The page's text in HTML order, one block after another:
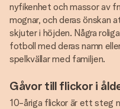
nyfikenhet och massor av
mognar, och deras önskan
skjuter i höjden. Några
fotboll med deras namn
spelkvällar med familjen.
Gåvor till flickor i
10-åriga flickor är ett steg